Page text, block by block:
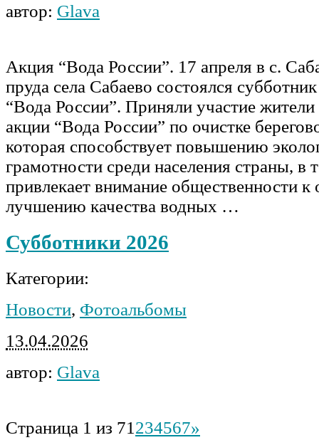
автор: Glava
Акция “Вода России”. 17 апреля в с.
пруда села Сабаево состоялся
“Вода России”. Приняли участие жители
акции “Вода России” по очистке
которая способствует повышению
грамотности среди населения страны, в
привлекает внимание общественности к
лучшению качества водных …
Субботники 2026
Категории:
Новости, Фотоальбомы
13.04.2026
автор: Glava
Страница 1 из 71 234567»